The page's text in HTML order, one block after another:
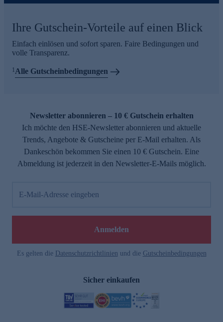
Ihre Gutschein-Vorteile auf einen Blick
Einfach einlösen und sofort sparen. Faire Bedingungen und
volle Transparenz.
1 Alle Gutscheinbedingungen
Newsletter abonnieren – 10 € Gutschein erhalten
Ich möchte den HSE-Newsletter abonnieren und aktuelle
Trends, Angebote & Gutscheine per E-Mail erhalten. Als
Dankeschön bekommen Sie einen 10 € Gutschein. Eine
Abmeldung ist jederzeit in den Newsletter-E-Mails möglich.
E-Mail-Adresse eingeben
Anmelden
Es gelten die Datenschutzrichtlinien und die Gutscheinbedingungen
Sicher einkaufen